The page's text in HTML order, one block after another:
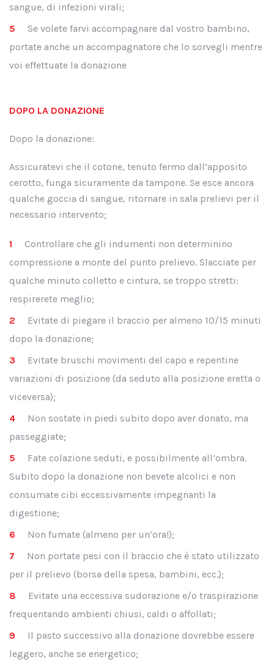
sangue, di infezioni virali;
Se volete farvi accompagnare dal vostro bambino,
portate anche un accompagnatore che lo sorvegli mentre
voi effettuate la donazione
DOPO LA DONAZIONE
Dopo la donazione:
Assicuratevi che il cotone, tenuto fermo dall’apposito
cerotto, funga sicuramente da tampone. Se esce ancora
qualche goccia di sangue, ritornare in sala prelievi per il
necessario intervento;
Controllare che gli indumenti non determinino
compressione a monte del punto prelievo. Slacciate per
qualche minuto colletto e cintura, se troppo stretti:
respirerete meglio;
Evitate di piegare il braccio per almeno 10/15 minuti
dopo la donazione;
Evitate bruschi movimenti del capo e repentine
variazioni di posizione (da seduto alla posizione eretta o
viceversa);
Non sostate in piedi subito dopo aver donato, ma
passeggiate;
Fate colazione seduti, e possibilmente all’ombra.
Subito dopo la donazione non bevete alcolici e non
consumate cibi eccessivamente impegnanti la
digestione;
Non fumate (almeno per un’ora!);
Non portate pesi con il braccio che è stato utilizzato
per il prelievo (borsa della spesa, bambini, ecc.);
Evitate una eccessiva sudorazione e/o traspirazione
frequentando ambienti chiusi, caldi o affollati;
Il pasto successivo alla donazione dovrebbe essere
leggero, anche se energetico;